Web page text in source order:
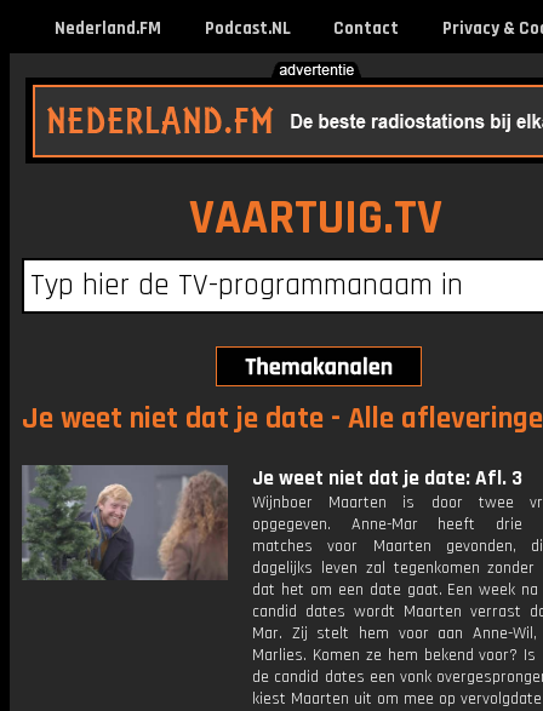
Nederland.FM Podcast.NL Contact Privacy &
VAARTUIG.TV
Je weet niet dat je date - Alle
Je weet niet dat je date: Afl. 3
Wijnboer Maarten is door twee
opgegeven. Anne-Mar heeft drie
matches voor Maarten gevonden,
dagelijks leven zal tegenkomen
dat het om een date gaat. Een week na
candid dates wordt Maarten verrast
Mar. Zij stelt hem voor aan Anne-
Marlies. Komen ze hem bekend voor?
de candid dates een vonk
kiest Maarten uit om mee op